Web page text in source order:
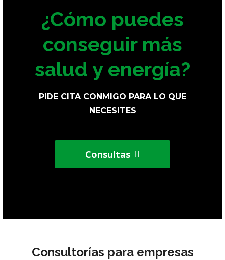
¿Cómo puedes
conseguir más
salud y energía?
PIDE CITA CONMIGO PARA LO QUE
NECESITES
Consultas
Consultorías para empresas